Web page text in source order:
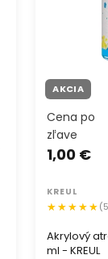
AKCIA
Akrylový
ml - KREUL
Cena po
zľave
1,00 €
KREUL